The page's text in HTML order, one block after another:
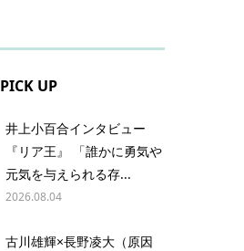
PICK UP
井上小百合インタビュー
『リア王』 「誰かに勇気や
元気を与えられる存...
2026.08.04
古川雄輝×長野凌大（原因